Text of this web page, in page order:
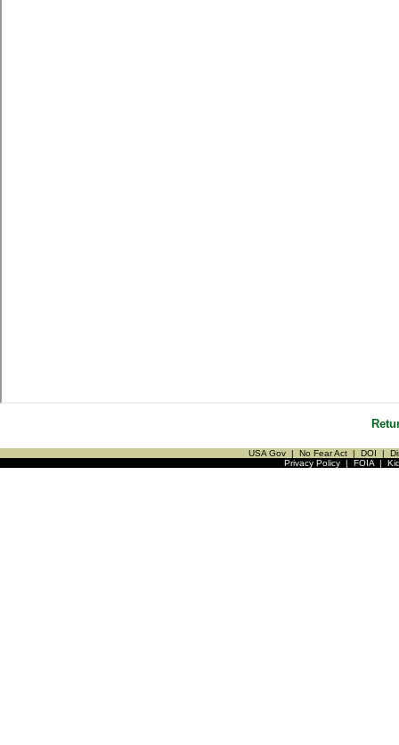
USA Gov | No Fear Act | DOI |
Privacy Policy| FOIA|